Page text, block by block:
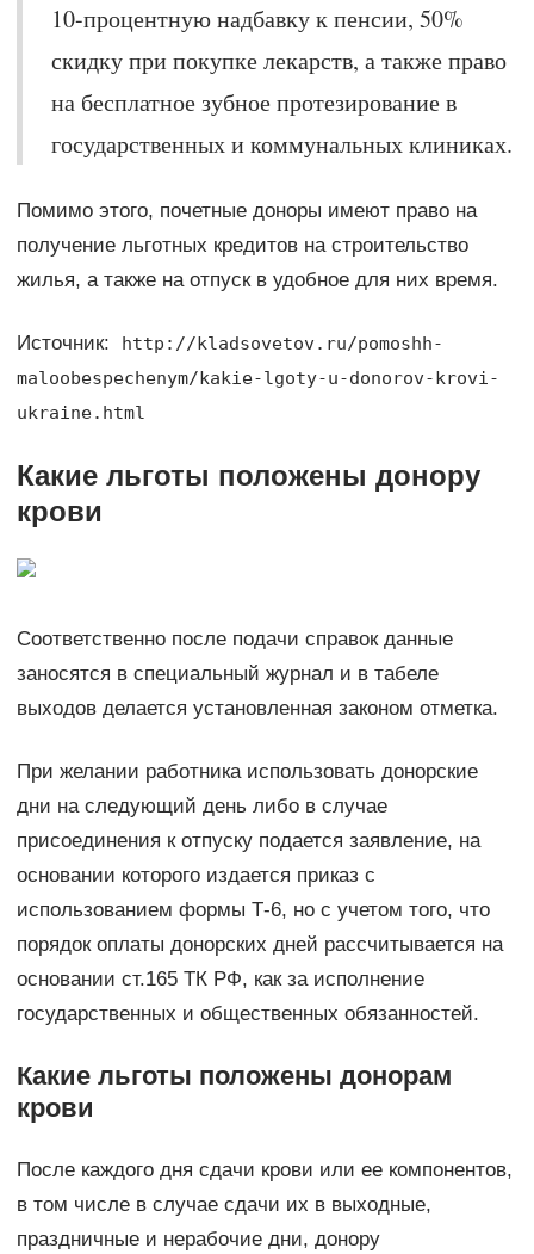
10-процентную надбавку к пенсии, 50%
скидку при покупке лекарств, а также право
на бесплатное зубное протезирование в
государственных и коммунальных клиниках.
Помимо этого, почетные доноры имеют право на
получение льготных кредитов на строительство
жилья, а также на отпуск в удобное для них время.
Источник:
http://kladsovetov.ru/pomoshh-
maloobespechenym/kakie-lgoty-u-donorov-krovi-
ukraine.html
Какие льготы положены донору
крови
Соответственно после подачи справок данные
заносятся в специальный журнал и в табеле
выходов делается установленная законом отметка.
При желании работника использовать донорские
дни на следующий день либо в случае
присоединения к отпуску подается заявление, на
основании которого издается приказ с
использованием формы Т-6, но с учетом того, что
порядок оплаты донорских дней рассчитывается на
основании ст.165 ТК РФ, как за исполнение
государственных и общественных обязанностей.
Какие льготы положены донорам
крови
После каждого дня сдачи крови или ее компонентов,
в том числе в случае сдачи их в выходные,
праздничные и нерабочие дни, донору